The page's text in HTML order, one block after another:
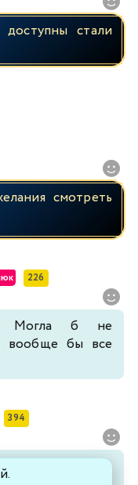
стали
смотреть
226
Могла б не
вообще бы все
394